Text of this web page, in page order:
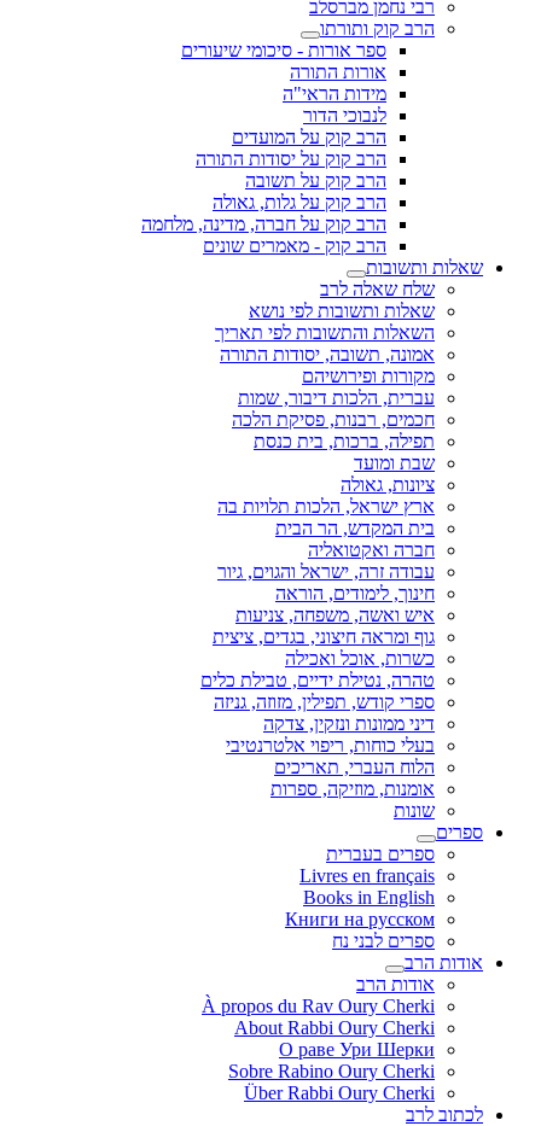
רבי נחמן מברסלב
הרב קוק ותורתו
ספר אורות - סיכומי שיעורים
אורות התורה
מידות הראי"ה
לנבוכי הדור
הרב קוק על המועדים
הרב קוק על יסודות התורה
הרב קוק על תשובה
הרב קוק על גלות, גאולה
הרב קוק על חברה, מדינה, מלחמה
הרב קוק - מאמרים שונים
שאלות ותשובות
שלח שאלה לרב
שאלות ותשובות לפי נושא
השאלות והתשובות לפי תאריך
אמונה, תשובה, יסודות התורה
מקורות ופירושיהם
עברית, הלכות דיבור, שמות
חכמים, רבנות, פסיקת הלכה
תפילה, ברכות, בית כנסת
שבת ומועד
ציונות, גאולה
ארץ ישראל, הלכות תלויות בה
בית המקדש, הר הבית
חברה ואקטואליה
עבודה זרה, ישראל והגוים, גיור
חינוך, לימודים, הוראה
איש ואשה, משפחה, צניעות
גוף ומראה חיצוני, בגדים, ציצית
כשרות, אוכל ואכילה
טהרה, נטילת ידיים, טבילת כלים
ספרי קודש, תפילין, מזוזה, גניזה
דיני ממונות ונזקין, צדקה
בעלי כוחות, ריפוי אלטרנטיבי
הלוח העברי, תאריכים
אומנות, מוזיקה, ספרות
שונות
ספרים
ספרים בעברית
Livres en français
Books in English
Книги на русском
ספרים לבני נח
אודות הרב
אודות הרב
À propos du Rav Oury Cherki
About Rabbi Oury Cherki
О раве Ури Шерки
Sobre Rabino Oury Cherki
Über Rabbi Oury Cherki
לכתוב לרב